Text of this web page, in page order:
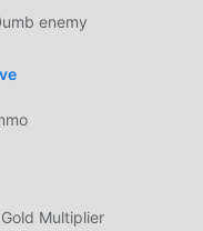
tradicionales de
alta calidad hacen
tradicionales de
conserva el estilo
tipos diferentes de
enemy
Multiplier